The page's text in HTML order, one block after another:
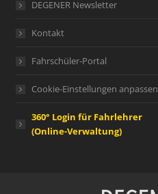
DEGENER Newsletter
Kontakt
Fahrschüler-Portal
Cookie-Einstellungen anpassen
360° Login für Fahrlehrer
(Online-Verwaltung)